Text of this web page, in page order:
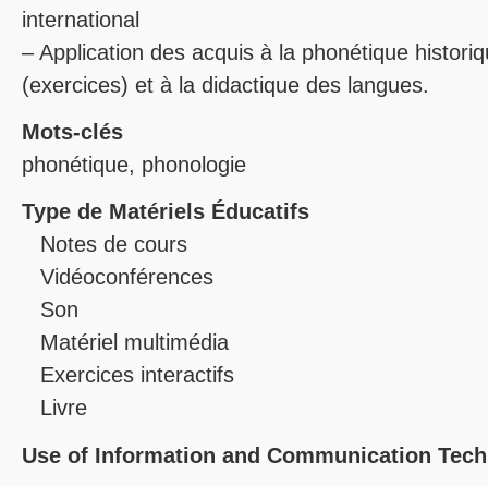
international
– Application des acquis à la phonétique
(exercices) et à la didactique des langues.
Mots-clés
phonétique, phonologie
Type de Matériels Éducatifs
Notes de cours
Vidéoconférences
Son
Matériel multimédia
Exercices interactifs
Livre
Use of Information and Communication